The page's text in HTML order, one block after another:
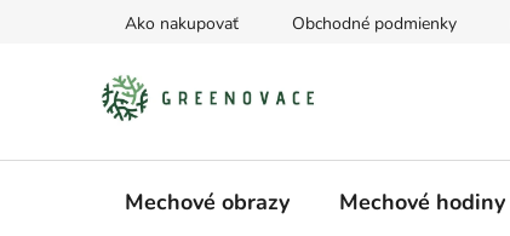
Ako nakupovať Obchodné podmienky
Mechové obrazy Mechové hodiny